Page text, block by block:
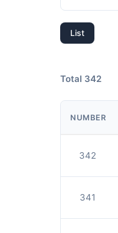
List
Total 342
NUMBER
342
341